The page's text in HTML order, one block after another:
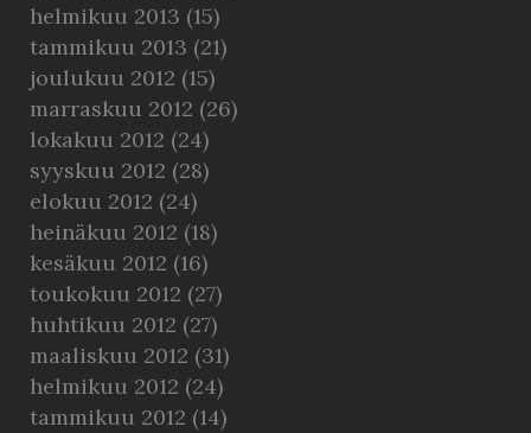
helmikuu 2013 (15)
tammikuu 2013 (21)
joulukuu 2012 (15)
marraskuu 2012 (26)
lokakuu 2012 (24)
syyskuu 2012 (28)
elokuu 2012 (24)
heinäkuu 2012 (18)
kesäkuu 2012 (16)
toukokuu 2012 (27)
huhtikuu 2012 (27)
maaliskuu 2012 (31)
helmikuu 2012 (24)
tammikuu 2012 (14)